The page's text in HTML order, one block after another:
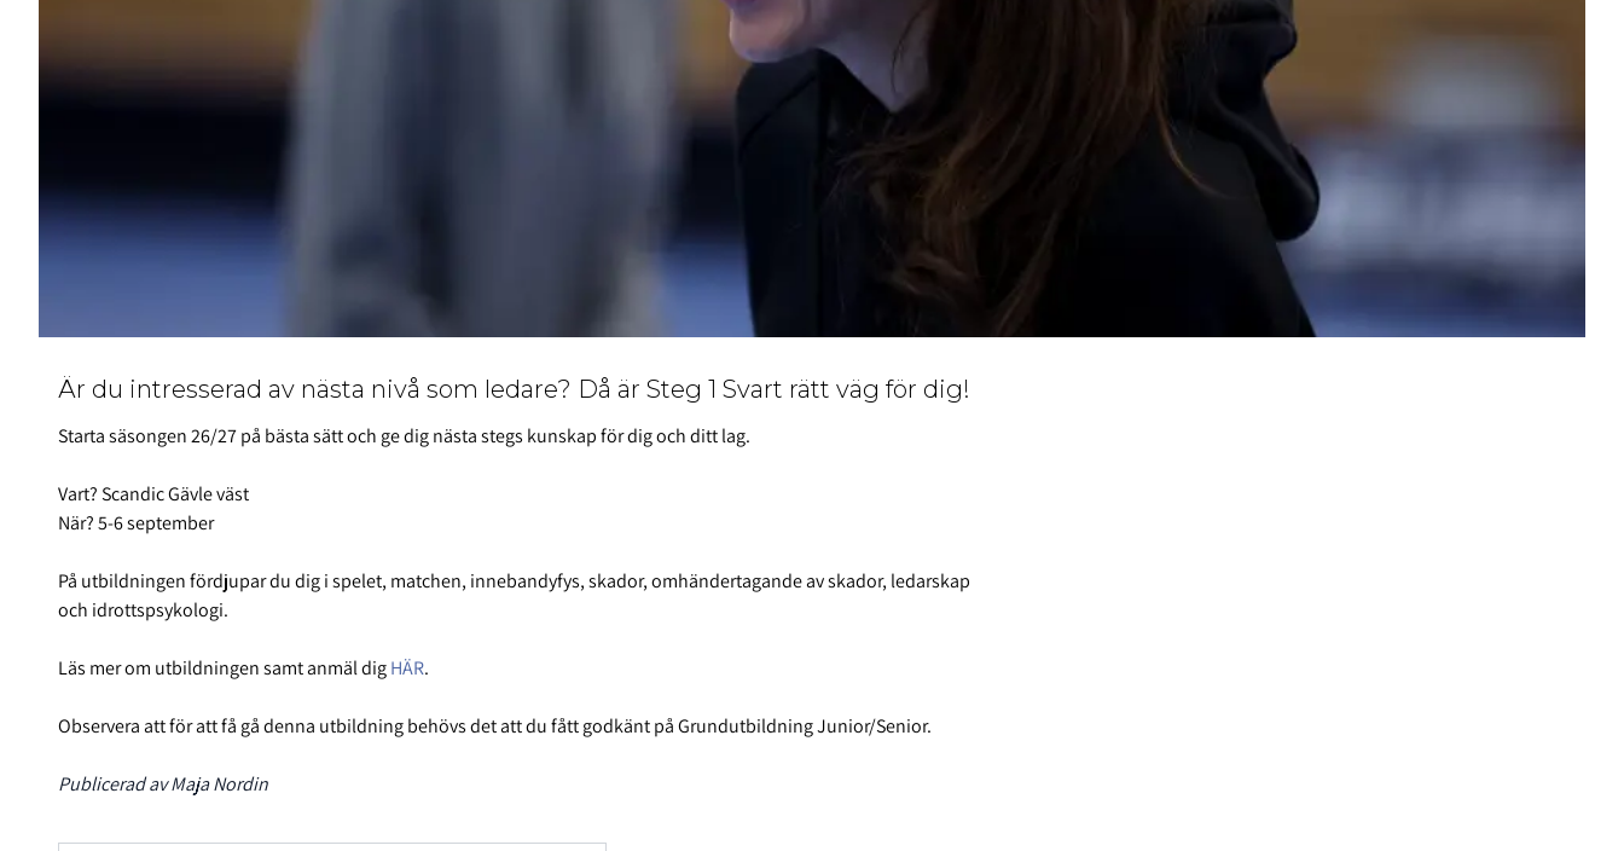
Är du intresserad av nästa nivå som ledare? Då är Steg 1 Svart rätt väg för dig!
Starta säsongen 26/27 på bästa sätt och ge dig nästa stegs kunskap för dig och ditt lag.
Vart? Scandic Gävle väst
När? 5-6 september
På utbildningen fördjupar du dig i spelet, matchen, innebandyfys, skador, omhändertagande av skador, ledarskap
och idrottspsykologi.
Läs mer om utbildningen samt anmäl digHÄR.
Observera att för att få gå denna utbildning behövs det att du fått godkänt på Grundutbildning Junior/Senior.
Publicerad av Maja Nordin